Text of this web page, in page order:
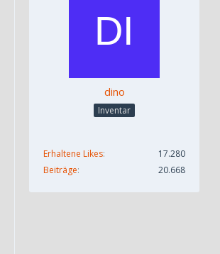
dino
Inventar
Erhaltene Likes
17.280
Beiträge
20.668